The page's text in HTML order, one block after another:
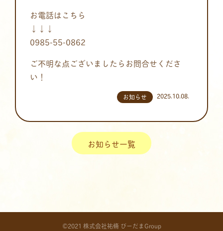
お電話はこちら
↓↓↓
0985-55-0862
ご不明な点ございましたらお問合せくださ
い！
2025.10.08.
お知らせ
お知らせ一覧
©2021 株式会社祐脩 びーだまGroup